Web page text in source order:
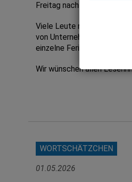
Freitag nach Christi
Viele Leute nutzen
von Unternehmen
einzelne Ferientage, wenn
Wir wünschen allen
WORTSCHÄTZCHEN
01.05.2026